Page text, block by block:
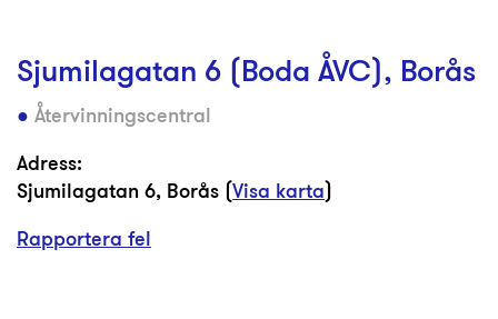
Sjumilagatan 6 (Boda ÅVC), Borås
Återvinningscentral
Adress:
Sjumilagatan 6, Borås (Visa karta)
Rapportera fel